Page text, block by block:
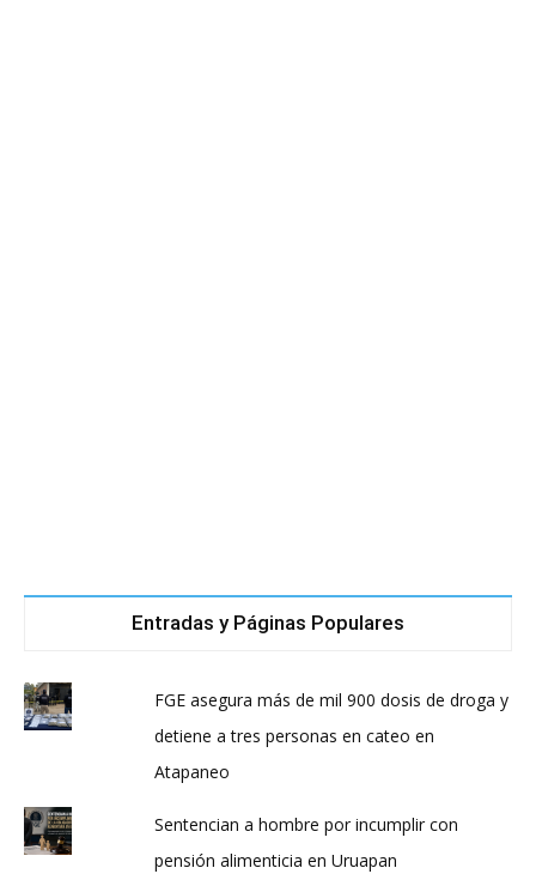
Entradas y Páginas Populares
FGE asegura más de mil 900 dosis de droga y
detiene a tres personas en cateo en
Atapaneo
Sentencian a hombre por incumplir con
pensión alimenticia en Uruapan